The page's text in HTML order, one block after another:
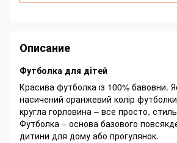
Описание
Футболка для дітей
Красива футболка із 100% бавовни.
насичений оранжевий колір
кругла горловина – все просто,
Футболка – основа базового
дитини для дому або прогулянок.